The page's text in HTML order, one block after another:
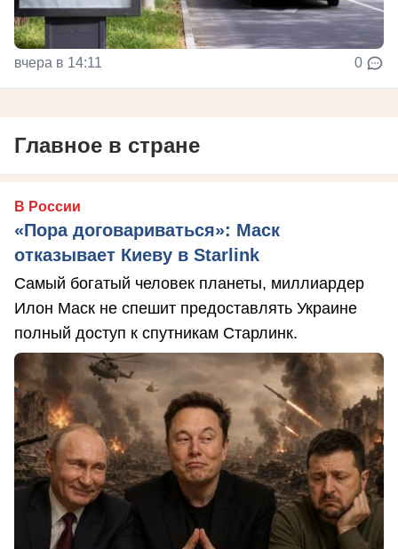
вчера в 14:11 0
Главное в стране
В России
«Пора договариваться»: Маск
отказывает Киеву в Starlink
Самый богатый человек планеты, миллиардер
Илон Маск не спешит предоставлять Украине
полный доступ к спутникам Старлинк.